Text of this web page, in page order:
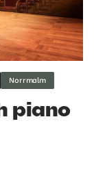
Norrmalm
piano